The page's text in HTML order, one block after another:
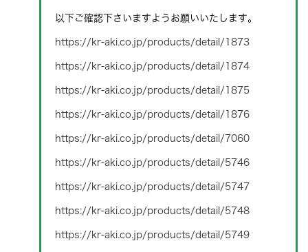
以下ご確認下さいますようお願いいたします。
https://kr-aki.co.jp/products/detail/1873
https://kr-aki.co.jp/products/detail/1874
https://kr-aki.co.jp/products/detail/1875
https://kr-aki.co.jp/products/detail/1876
https://kr-aki.co.jp/products/detail/7060
https://kr-aki.co.jp/products/detail/5746
https://kr-aki.co.jp/products/detail/5747
https://kr-aki.co.jp/products/detail/5748
https://kr-aki.co.jp/products/detail/5749